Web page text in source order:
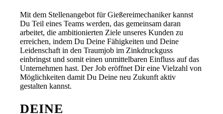
Mit dem Stellenangebot für Gießereimechaniker kannst
Du Teil eines Teams werden, das gemeinsam daran
arbeitet, die ambitionierten Ziele unseres Kunden zu
erreichen, indem Du Deine Fähigkeiten und Deine
Leidenschaft in den Traumjob im Zinkdruckguss
einbringst und somit einen unmittelbaren Einfluss auf das
Unternehmen hast. Der Job eröffnet Dir eine Vielzahl von
Möglichkeiten damit Du Deine neu Zukunft aktiv
gestalten kannst.
DEINE